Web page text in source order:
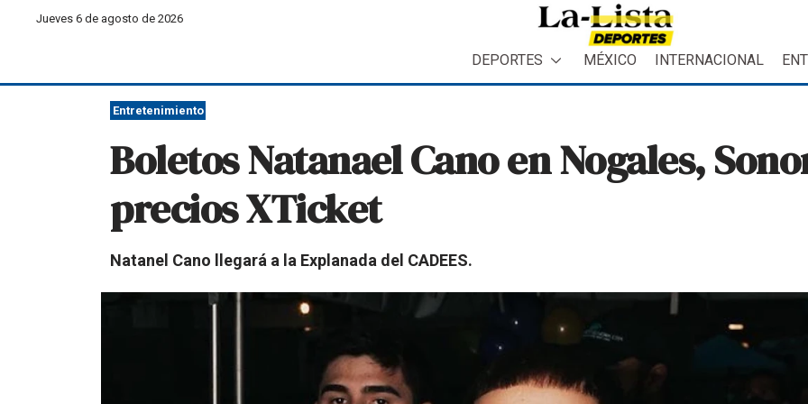
Jueves 6 de agosto de 2026
DEPORTES MÉXICO INTERNACIONAL
Entretenimiento
Boletos Natanael Cano en Nogales,
precios XTicket
Natanel Cano llegará a la Explanada del CADEES.